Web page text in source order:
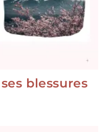
blessures